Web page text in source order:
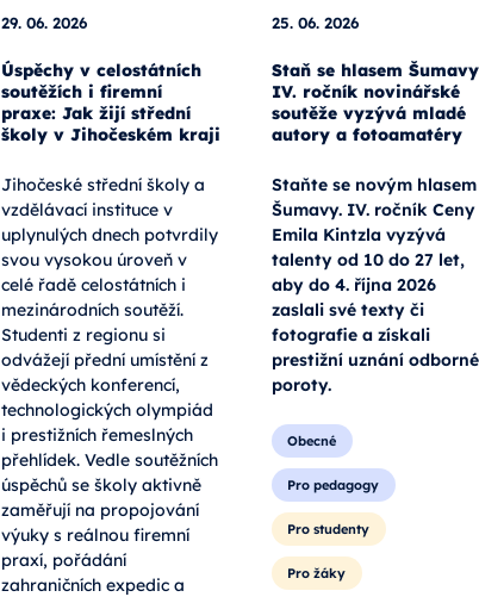
29. 06. 2026
Úspěchy v celostátních
soutěžích i firemní
praxe: Jak žijí střední
školy v Jihočeském kraji
Jihočeské střední školy a
vzdělávací instituce v
uplynulých dnech potvrdily
svou vysokou úroveň v
celé řadě celostátních i
mezinárodních soutěží.
Studenti z regionu si
odvážejí přední umístění z
vědeckých konferencí,
technologických olympiád
i prestižních řemeslných
přehlídek. Vedle soutěžních
úspěchů se školy aktivně
zaměřují na propojování
výuky s reálnou firemní
praxí, pořádání
zahraničních expedic a
25. 06. 2026
Staň se hlasem
IV. ročník novinářské
soutěže vyzývá mladé
autory a fotoamatéry
Staňte se novým hlasem
Šumavy. IV. ročník Ceny
Emila Kintzla vyzývá
talenty od 10 do 27 let,
aby do 4. října 2026
zaslali své texty či
fotografie a získali
prestižní uznání odborné
poroty.
Obecné
Pro pedagogy
Pro studenty
Pro žáky